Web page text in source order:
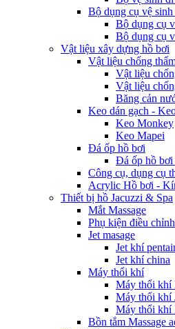
Bộ dụng cụ vệ
Bộ dụng cụ
Bộ dụng cụ
Vật liệu xây dựng hồ bơi
Vật liệu chống
Vật liệu
Vật liệu
Băng cản
Keo dán gạch -
Keo Monkey
Keo Mapei
Đá ốp hồ bơi
Đá ốp hồ bơi
Công cụ, dụng cụ
Acrylic Hồ bơi -
Thiết bị hồ Jacuzzi & Spa
Mắt Massage
Phụ kiện điều
Jet masage
Jet khí
Jet khí china
Máy thổi khí
Máy thổi khí
Máy thổi khí
Máy thổi khí
Bồn tắm Massage